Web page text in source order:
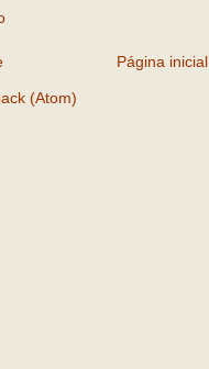
Página inicial
(Atom)